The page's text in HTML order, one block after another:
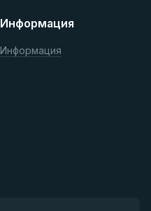
Информация
Информация